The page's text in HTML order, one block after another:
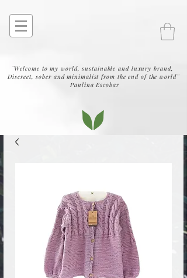
¨Welcome to my world, sustainable and luxury brand,
Discreet, sober and minimalist from the end of the world¨
Paulina Escobar